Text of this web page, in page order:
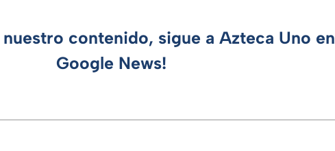
nuestro contenido, sigue a Azteca Uno en
Google News!